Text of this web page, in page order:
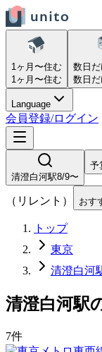
1ヶ月〜住む
1ヶ月〜住む
数日だ
数日だ
Language
会員登録/ログイン
清澄白河駅8/9〜
予
（リレント） おす
トップ
東京
清澄白河
清澄白河駅
7件